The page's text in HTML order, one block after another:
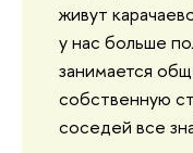
живут
у нас больше
занимается
собственную
соседей все